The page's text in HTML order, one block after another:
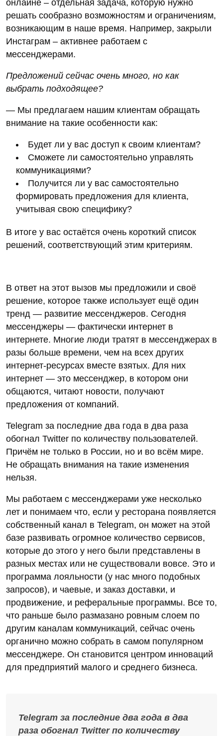
онлайне – отдельная задача, которую нужно
решать сообразно возможностям и ограничениям,
возникающим в наше время. Например, закрыли
Инстаграм – активнее работаем с
мессенджерами.
Предложений сейчас очень много, но как
выбрать подходящее?
— Мы предлагаем нашим клиентам обращать
внимание на такие особенности как:
Будет ли у вас доступ к своим клиентам?
Сможете ли самостоятельно управлять
коммуникациями?
Получится ли у вас самостоятельно
формировать предложения для клиента,
учитывая свою специфику?
В итоге у вас остаётся очень короткий список
решений, соответствующий этим критериям.
В ответ на этот вызов мы предложили и своё
решение, которое также использует ещё один
тренд — развитие мессенджеров. Сегодня
мессенджеры — фактически интернет в
интернете. Многие люди тратят в мессенджерах в
разы больше времени, чем на всех других
интернет-ресурсах вместе взятых. Для них
интернет — это мессенджер, в котором они
общаются, читают новости, получают
предложения от компаний.
Telegram за последние два года в два раза
обогнал Twitter по количеству пользователей.
Причём не только в России, но и во всём мире.
Не обращать внимания на такие изменения
нельзя.
Мы работаем с мессенджерами уже несколько
лет и понимаем что, если у ресторана появляется
собственный канал в Telegram, он может на этой
базе развивать огромное количество сервисов,
которые до этого у него были представлены в
разных местах или не существовали вовсе. Это и
программа лояльности (у нас много подобных
запросов), и чаевые, и заказ доставки, и
продвижение, и реферальные программы. Все то,
что раньше было размазано ровным слоем по
другим каналам коммуникаций, сейчас очень
органично можно собрать в самом популярном
мессенджере. Он становится центром инноваций
для предприятий малого и среднего бизнеса.
Telegram за последние два года в два
раза обогнал Twitter по количеству